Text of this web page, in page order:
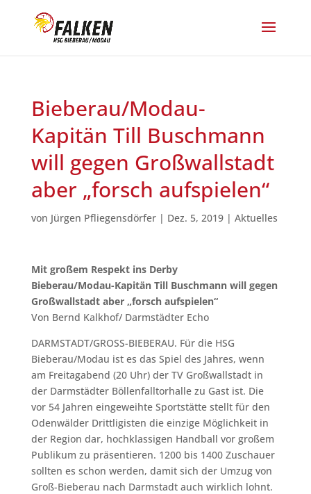
Bieberau/Modau-
Kapitän Till Buschmann
will gegen Großwallstadt
aber „forsch aufspielen“
von Jürgen Pfliegensdörfer| Dez. 5, 2019| Aktuelles
Mit großem Respekt ins Derby
Bieberau/Modau-Kapitän Till Buschmann will gegen
Großwallstadt aber „forsch aufspielen“
Von Bernd Kalkhof/ Darmstädter Echo
DARMSTADT/GROSS-BIEBERAU. Für die HSG
Bieberau/Modau ist es das Spiel des Jahres, wenn
am Freitagabend (20 Uhr) der TV Großwallstadt in
der Darmstädter Böllenfalltorhalle zu Gast ist. Die
vor 54 Jahren eingeweihte Sportstätte stellt für den
Odenwälder Drittligisten die einzige Möglichkeit in
der Region dar, hochklassigen Handball vor großem
Publikum zu präsentieren. 1200 bis 1400 Zuschauer
sollten es schon werden, damit sich der Umzug von
Groß-Bieberau nach Darmstadt auch wirklich lohnt.